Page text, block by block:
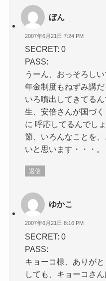
ぼん
2007年6月21日 7:24 PM
SECRET: 0
PASS:
うーん、おっそろし
年金制度もねずみ講
いろ噴出してきてる
生、安倍さんが国づ
に 呼応してるんでし
節、いろんなことを
いと思います・・・。
返信
ゆかこ
2007年6月21日 8:16 PM
SECRET: 0
PASS:
キョーコ様、ありが
しても、キョーコさ